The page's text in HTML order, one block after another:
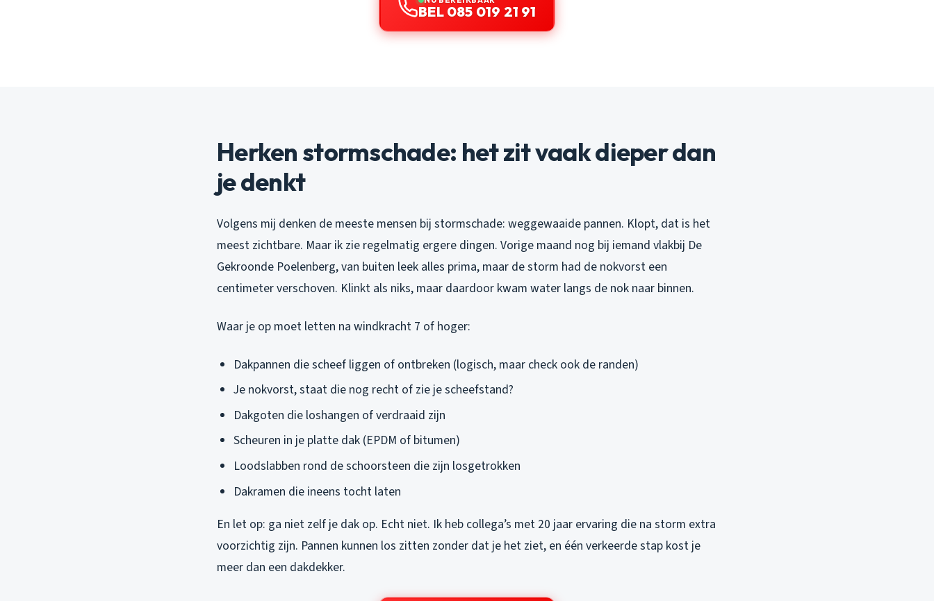
BEL 085 019 21 91
Herken stormschade: het zit vaak dieper dan
je denkt
Volgens mij denken de meeste mensen bij stormschade: weggewaaide pannen. Klopt, dat is het
meest zichtbare. Maar ik zie regelmatig ergere dingen. Vorige maand nog bij iemand vlakbij De
Gekroonde Poelenberg, van buiten leek alles prima, maar de storm had de nokvorst een
centimeter verschoven. Klinkt als niks, maar daardoor kwam water langs de nok naar binnen.
Waar je op moet letten na windkracht 7 of hoger:
Dakpannen die scheef liggen of ontbreken (logisch, maar check ook de randen)
Je nokvorst, staat die nog recht of zie je scheefstand?
Dakgoten die loshangen of verdraaid zijn
Scheuren in je platte dak (EPDM of bitumen)
Loodslabben rond de schoorsteen die zijn losgetrokken
Dakramen die ineens tocht laten
En let op: ga niet zelf je dak op. Echt niet. Ik heb collega’s met 20 jaar ervaring die na storm extra
voorzichtig zijn. Pannen kunnen los zitten zonder dat je het ziet, en één verkeerde stap kost je
meer dan een dakdekker.